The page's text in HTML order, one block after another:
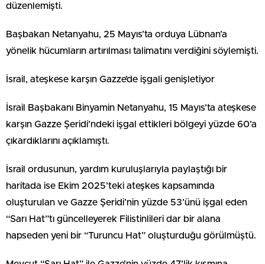
düzenlemişti.
Başbakan Netanyahu, 25 Mayıs’ta orduya Lübnan’a
yönelik hücumların artırılması talimatını verdiğini söylemişti.
İsrail, ateşkese karşın Gazze’de işgali genişletiyor
İsrail Başbakanı Binyamin Netanyahu, 15 Mayıs’ta ateşkese
karşın Gazze Şeridi’ndeki işgal ettikleri bölgeyi yüzde 60’a
çıkardıklarını açıklamıştı.
İsrail ordusunun, yardım kuruluşlarıyla paylaştığı bir
haritada ise Ekim 2025’teki ateşkes kapsamında
oluşturulan ve Gazze Şeridi’nin yüzde 53’ünü işgal eden
“Sarı Hat”tı güncelleyerek Filistinlileri dar bir alana
hapseden yeni bir “Turuncu Hat” oluşturduğu görülmüştü.